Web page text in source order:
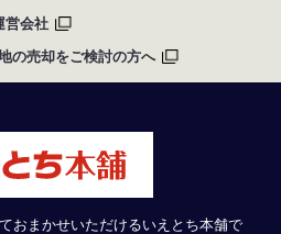
営会社
の売却をご検討の方へ
おまかせいただけるいえとち本舗で